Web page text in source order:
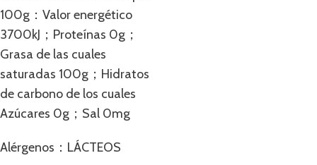
100g：Valor energético
3700kJ；Proteínas 0g；
Grasa de las cuales
saturadas 100g；Hidratos
de carbono de los cuales
Azúcares 0g；Sal 0mg
Alérgenos：LÁCTEOS